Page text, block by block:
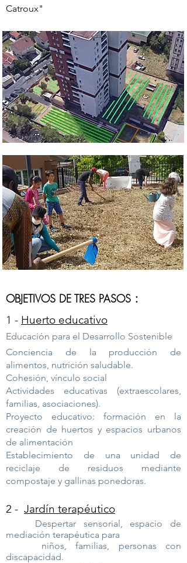
Catroux"
OBJETIVOS DE TRES PASOS :
1 - Huerto educativo
Educación para el Desarrollo Sostenible
Conciencia de la producción de
alimentos, nutrición saludable.
Cohesión, vínculo social
Actividades educativas (extraescolares,
familias, asociaciones).
Proyecto educativo: formación en la
creación de huertos y espacios urbanos
de alimentación
Establecimiento de una unidad de
reciclaje de residuos mediante
compostaje y gallinas ponedoras.
2 - Jardín terapéutico
Despertar sensorial, espacio de
mediación terapéutica para
niños, familias, personas con
discapacidad.